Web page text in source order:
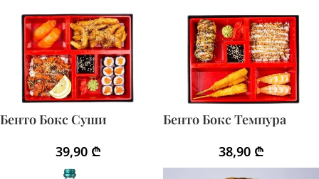
Бенто Бокс Суши
39,90 ₾
Бенто Бокс Темпура
38,90 ₾